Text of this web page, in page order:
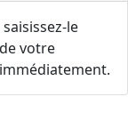
le
votre